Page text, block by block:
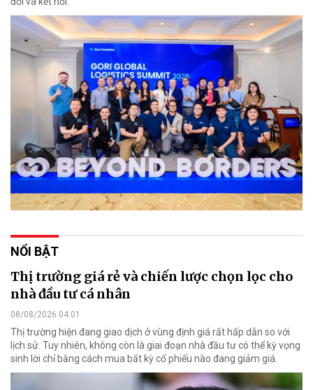
NỔI BẬT
Thị trường giá rẻ và chiến lược chọn lọc cho
nhà đầu tư cá nhân
08/08/2026 04:01
Thị trường hiện đang giao dịch ở vùng định giá rất hấp dẫn so với
lịch sử. Tuy nhiên, không còn là giai đoạn nhà đầu tư có thể kỳ vọng
sinh lời chỉ bằng cách mua bất kỳ cổ phiếu nào đang giảm giá.